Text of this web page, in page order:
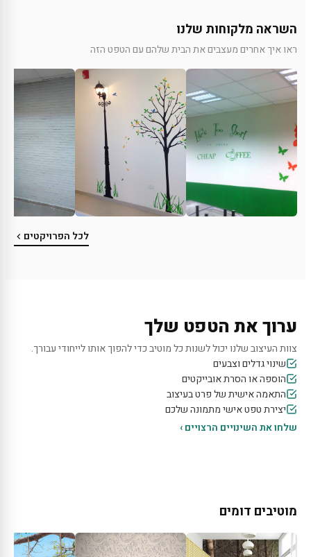
השראה מלקוחות שלנו
ראו איך אחרים מעצבים את הבית שלהם עם הטפט הזה
לכל הפרויקטים
ערוך את הטפט שלך
צוות העיצוב שלנו יכול לשנות כל מוטיב כדי להפוך אותו לייחודי עבורך.
שינוי גדלים וצבעים
הוספה או הסרת אובייקטים
התאמה אישית של פרט בעיצוב
יצירת טפט אישי מתמונה שלכם
שלחו את השינויים הרצויים ›
מוטיבים דומים